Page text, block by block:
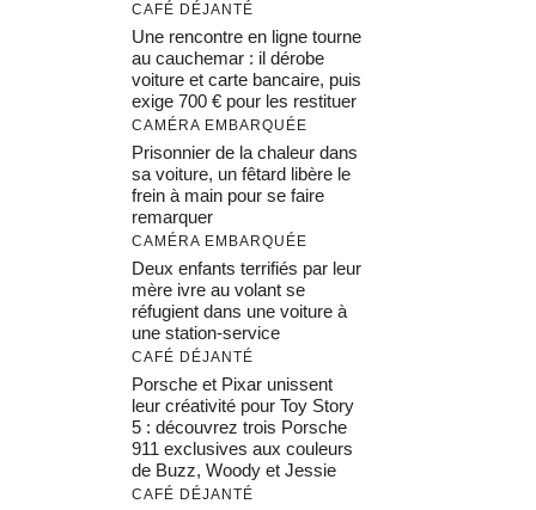
CAFÉ DÉJANTÉ
Une rencontre en ligne tourne
au cauchemar : il dérobe
voiture et carte bancaire, puis
exige 700 € pour les restituer
CAMÉRA EMBARQUÉE
Prisonnier de la chaleur dans
sa voiture, un fêtard libère le
frein à main pour se faire
remarquer
CAMÉRA EMBARQUÉE
Deux enfants terrifiés par leur
mère ivre au volant se
réfugient dans une voiture à
une station-service
CAFÉ DÉJANTÉ
Porsche et Pixar unissent
leur créativité pour Toy Story
5 : découvrez trois Porsche
911 exclusives aux couleurs
de Buzz, Woody et Jessie
CAFÉ DÉJANTÉ